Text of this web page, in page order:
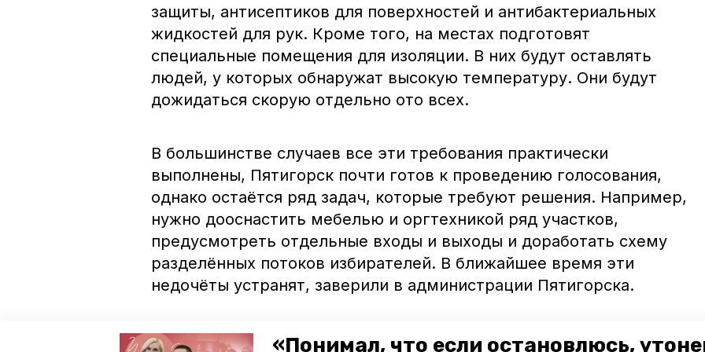
«Понимал, что если остановлюсь,
защиты, антисептиков для поверхностей и антибактериальных
жидкостей для рук. Кроме того, на местах подготовят
специальные помещения для изоляции. В них будут оставлять
людей, у которых обнаружат высокую температуру. Они будут
дожидаться скорую отдельно ото всех.
В большинстве случаев все эти требования практически
выполнены, Пятигорск почти готов к проведению голосования,
однако остаётся ряд задач, которые требуют решения. Например,
нужно дооснастить мебелью и оргтехникой ряд участков,
предусмотреть отдельные входы и выходы и доработать схему
разделённых потоков избирателей. В ближайшее время эти
недочёты устранят, заверили в администрации Пятигорска.
Также, напомним, что жители Ставропольского краясмогут